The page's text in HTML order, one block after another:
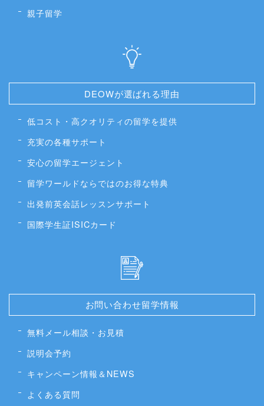
親子留学
DEOWが選ばれる理由
低コスト・高クオリティの留学を提供
充実の各種サポート
安心の留学エージェント
留学ワールドならではのお得な特典
出発前英会話レッスンサポート
国際学生証ISICカード
お問い合わせ留学情報
無料メール相談・お見積
説明会予約
キャンペーン情報＆NEWS
よくある質問